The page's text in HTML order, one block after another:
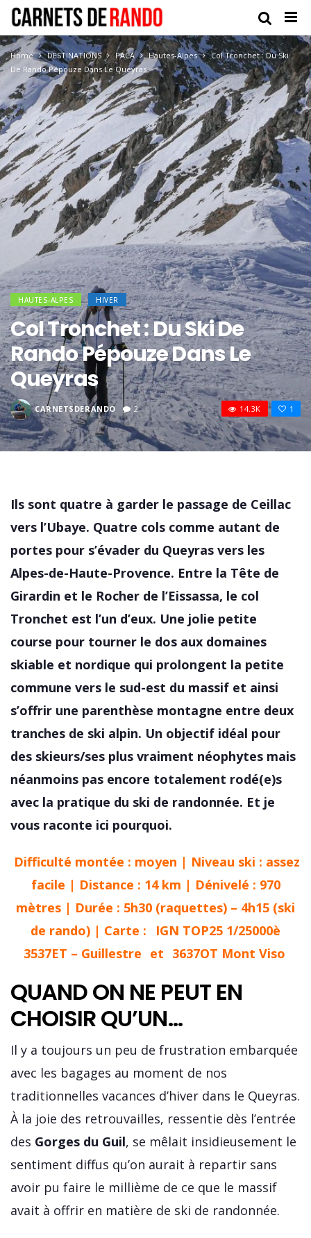
Home DESTINATIONS PACA Hautes-Alpes
Col Tronchet : Du Ski
De Rando Pépouze Dans Le Queyras
HAUTES-ALPES HIVER
Col Tronchet : Du Ski De
Rando Pépouze Dans Le
Queyras
CARNETSDERANDO 2 1
14.3K
Ils sont quatre à garder le passage de Ceillac
vers l’Ubaye. Quatre cols comme autant de
portes pour s’évader du Queyras vers les
Alpes-de-Haute-Provence. Entre la Tête de
Girardin et le Rocher de l’Eissassa, le col
Tronchet est l’un d’eux. Une jolie petite
course pour tourner le dos aux domaines
skiable et nordique qui prolongent la petite
commune vers le sud-est du massif et ainsi
s’offrir une parenthèse montagne entre deux
tranches de ski alpin. Un objectif idéal pour
des skieurs/ses plus vraiment néophytes mais
néanmoins pas encore totalement rodé(e)s
avec la pratique du ski de randonnée. Et je
vous raconte ici pourquoi.
Difficulté montée : moyen | Niveau ski : assez
facile | Distance : 14 km | Dénivelé : 970
mètres | Durée : 5h30 (raquettes) – 4h15 (ski
de rando) | Carte :
IGN TOP25 1/25000è
3537ET – Guillestre et 3637OT Mont Viso
QUAND ON NE PEUT EN
CHOISIR QU’UN…
Il y a toujours un peu de frustration embarquée
avec les bagages au moment de nos
traditionnelles vacances d’hiver dans le Queyras.
À la joie des retrouvailles, ressentie dès l’entrée
des Gorges du Guil, se mêlait insidieusement le
sentiment diffus qu’on aurait à repartir sans
avoir pu faire le millième de ce que le massif
avait à offrir en matière de ski de randonnée.